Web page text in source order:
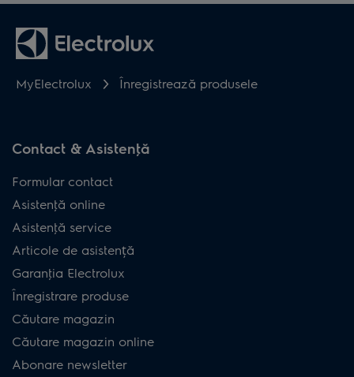
MyElectrolux Înregistrează produsele
Contact & Asistenţă
Formular contact
Asistenţă online
Asistenţă service
Articole de asistență
Garanţia Electrolux
Înregistrare produse
Căutare magazin
Căutare magazin online
Abonare newsletter